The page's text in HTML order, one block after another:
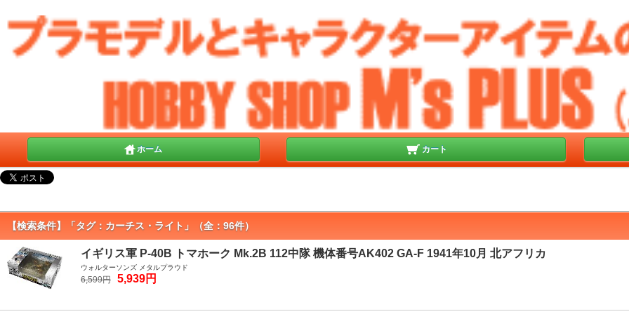
ホーム カート
【検索条件】「タグ：カーチス・ライト」（全：96件）
イギリス軍 P-40B トマホーク Mk.2B 112中隊 機体番号AK402 GA-F 1941年10月 北アフリカ
ウォルターソンズ メタルプラウド
6,599円 5,939円